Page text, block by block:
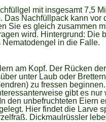
mit insgesamt 7,5
Das Nachfüllpack kann vor
Sie es gleich zusammen
wird. Hintergrund: Die
in die Falle.
am Kopf. Der Rücken
unter Laub oder
zu fressen
gibt es nur
den unbefruchteten Eiern
Hier findet die Larve
Dickmaulrüssler